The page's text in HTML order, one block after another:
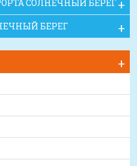
СОЛНЕЧНЫЙ БЕРЕГ
БЕРЕГ